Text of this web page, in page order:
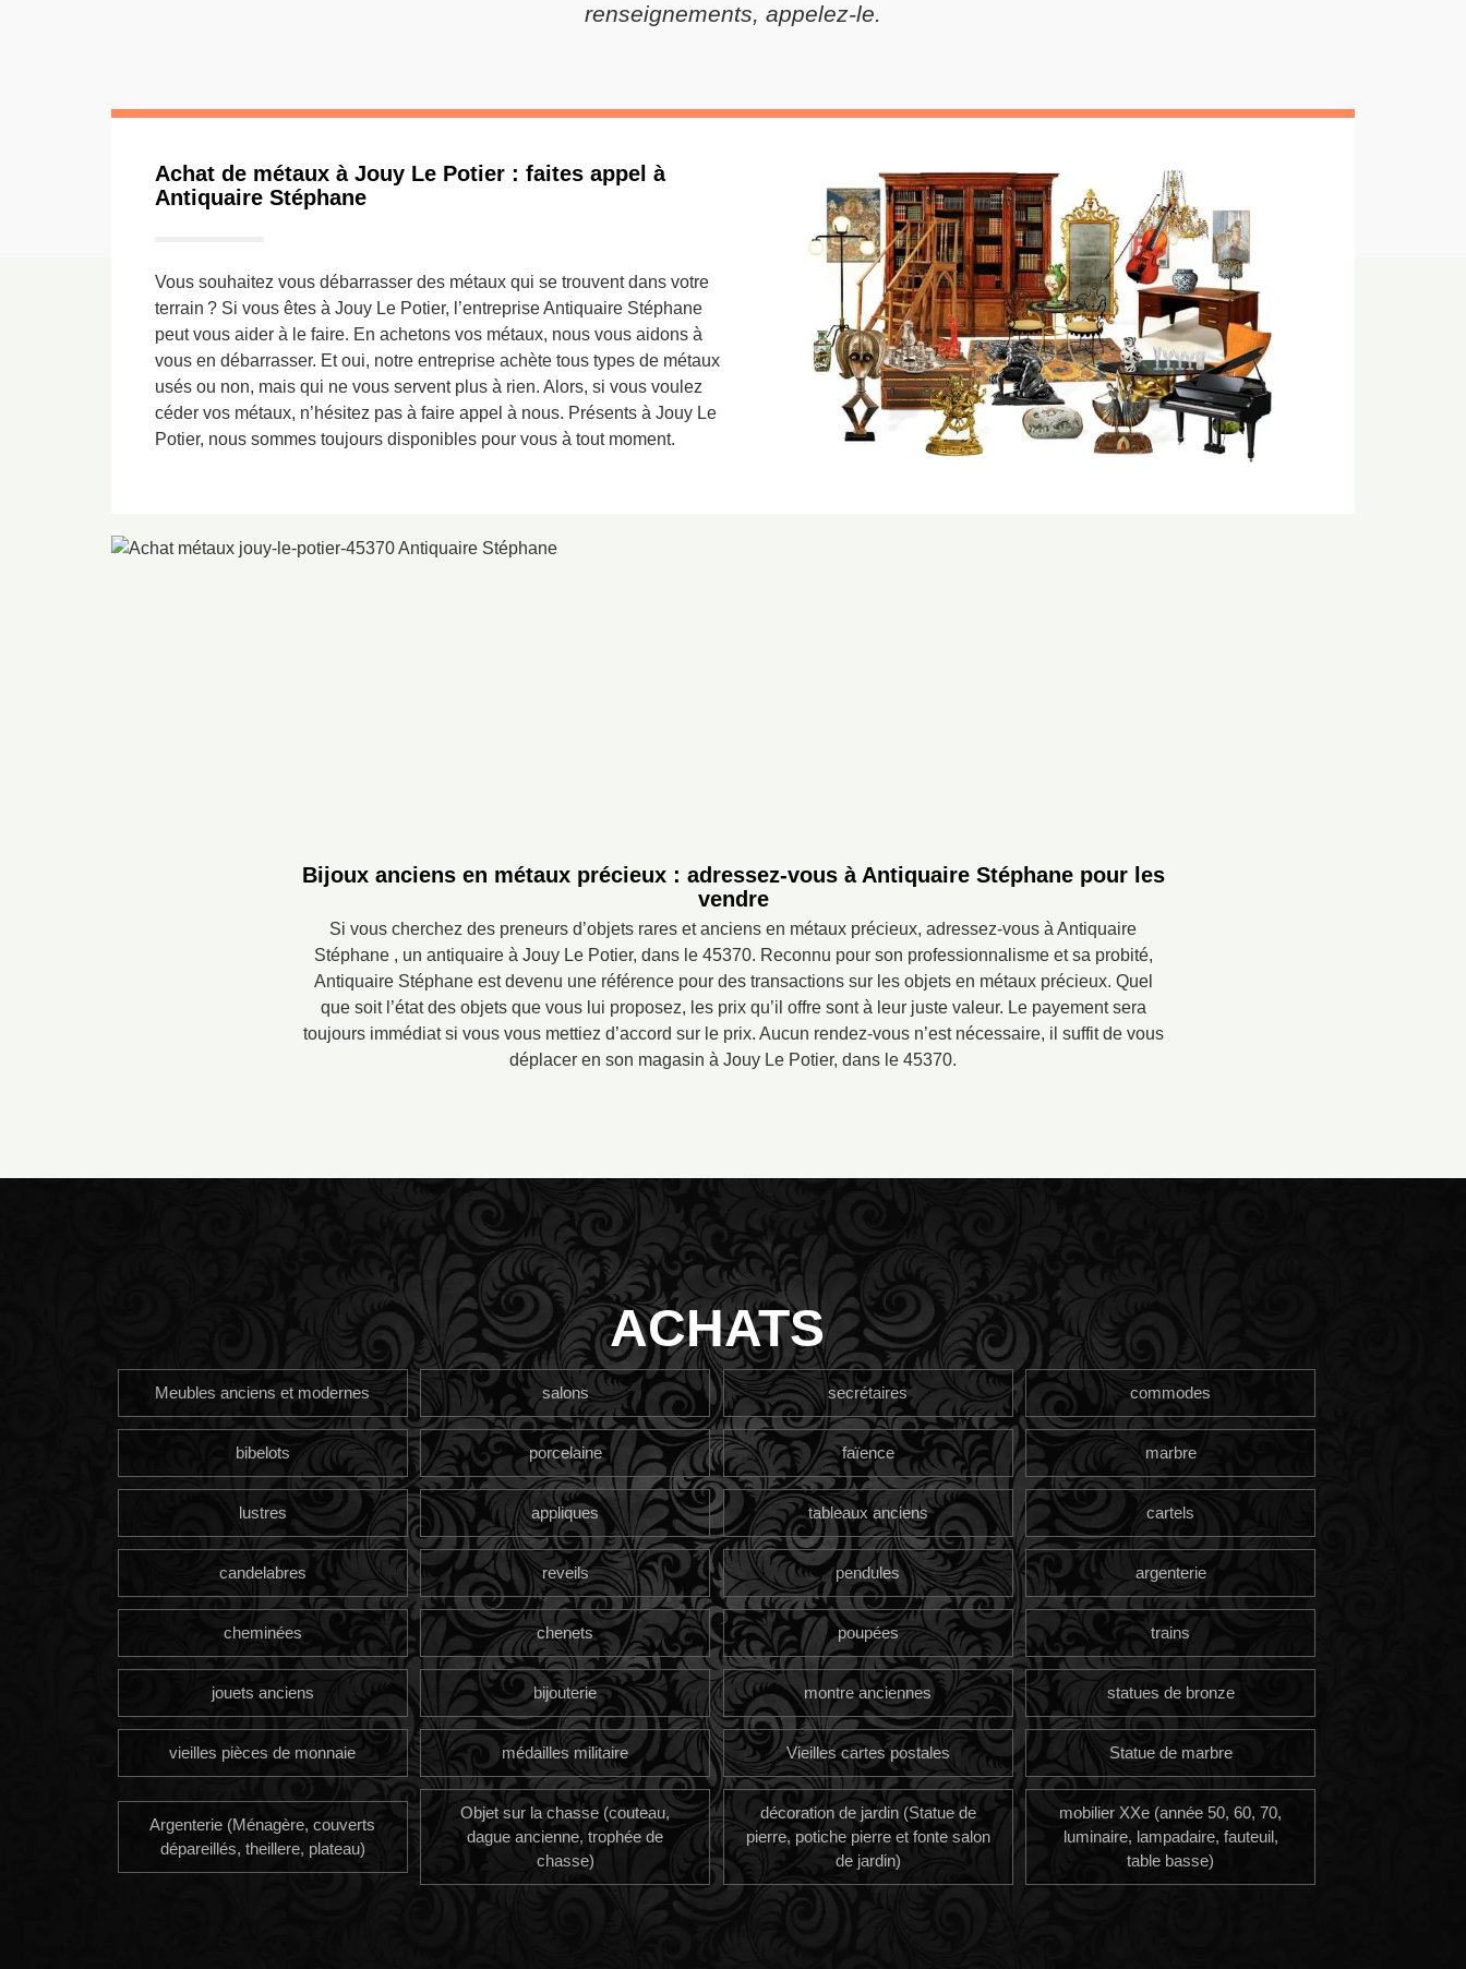
renseignements, appelez-le.
Achat de métaux à Jouy Le Potier : faites appel à
Antiquaire Stéphane
Vous souhaitez vous débarrasser des métaux qui se trouvent dans votre
terrain ? Si vous êtes à Jouy Le Potier, l’entreprise Antiquaire Stéphane
peut vous aider à le faire. En achetons vos métaux, nous vous aidons à
vous en débarrasser. Et oui, notre entreprise achète tous types de métaux
usés ou non, mais qui ne vous servent plus à rien. Alors, si vous voulez
céder vos métaux, n’hésitez pas à faire appel à nous. Présents à Jouy Le
Potier, nous sommes toujours disponibles pour vous à tout moment.
Bijoux anciens en métaux précieux : adressez-vous à Antiquaire Stéphane pour les
vendre
Si vous cherchez des preneurs d’objets rares et anciens en métaux précieux, adressez-vous à Antiquaire
Stéphane , un antiquaire à Jouy Le Potier, dans le 45370. Reconnu pour son professionnalisme et sa probité,
Antiquaire Stéphane est devenu une référence pour des transactions sur les objets en métaux précieux. Quel
que soit l’état des objets que vous lui proposez, les prix qu’il offre sont à leur juste valeur. Le payement sera
toujours immédiat si vous vous mettiez d’accord sur le prix. Aucun rendez-vous n’est nécessaire, il suffit de vous
déplacer en son magasin à Jouy Le Potier, dans le 45370.
ACHATS
Meubles anciens et modernes salons secrétaires commodes
bibelots porcelaine faïence marbre
lustres appliques tableaux anciens cartels
candelabres reveils pendules argenterie
cheminées chenets poupées trains
jouets anciens bijouterie montre anciennes statues de bronze
vieilles pièces de monnaie médailles militaire Vieilles cartes postales Statue de marbre
Argenterie (Ménagère, couverts
dépareillés, theillere, plateau)
Objet sur la chasse (couteau,
dague ancienne, trophée de
chasse)
décoration de jardin (Statue de
pierre, potiche pierre et fonte salon
de jardin)
mobilier XXe (année 50, 60, 70,
luminaire, lampadaire, fauteuil,
table basse)